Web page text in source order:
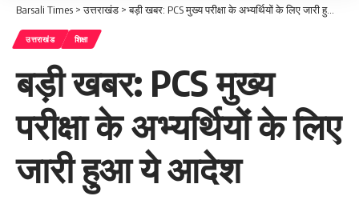
Barsali Times >उत्तराखंड >बड़ी खबर: PCS मुख्य परीक्षा के अभ्यर्थियों के लिए जारी हुआ ये आदेश
उत्तराखंड शिक्षा
बड़ी खबर: PCS मुख्य
परीक्षा के अभ्यर्थियों के लिए
जारी हुआ ये आदेश